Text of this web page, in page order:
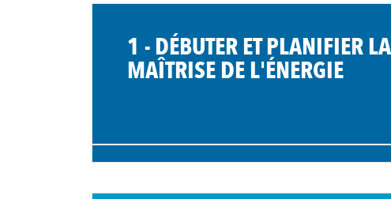
1 - DÉBUTER ET PLANIFIER LA
MAÎTRISE DE L'ÉNERGIE